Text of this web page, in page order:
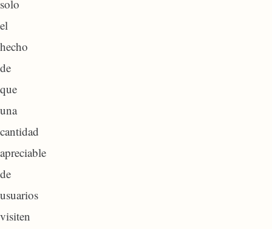
solo
el
hecho
de
que
una
cantidad
apreciable
de
usuarios
visiten